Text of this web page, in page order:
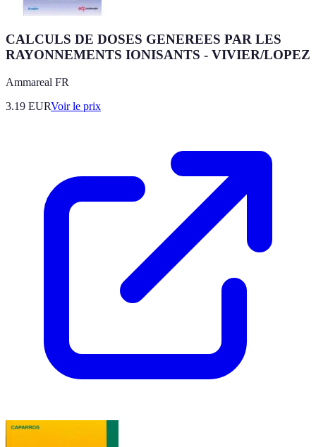
CALCULS DE DOSES GENEREES PAR LES
RAYONNEMENTS IONISANTS - VIVIER/LOPEZ
Ammareal FR
3.19 EURVoir le prix